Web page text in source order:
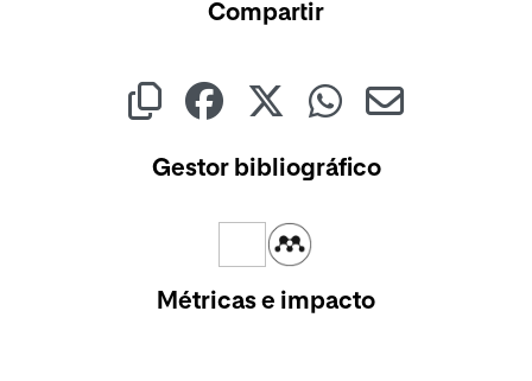
Compartir
Gestor bibliográfico
Métricas e impacto